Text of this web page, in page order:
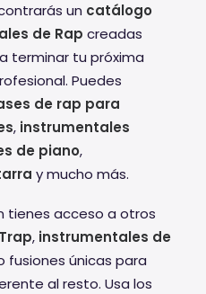
un catálogo
de Rap creadas
terminar tu próxima
Puedes
de rap para
, instrumentales
de piano,
y mucho más.
tienes acceso a otros
, instrumentales de
fusiones únicas para
al resto. Usa los